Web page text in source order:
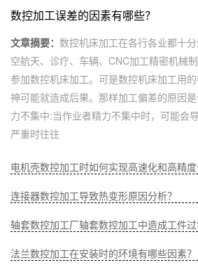
数控加工误差的因素有哪些？
文章摘要： 数控机床加工在各行各业都十
空航天、诊疗、车辆、CNC加工精密机械
参加数控机床加工。可是数控机床加工用
神可能就造成后果。那样加工偏差的原因
力不集中:当作业者精力不集中时，可能会
严重时往往
连接器数控加工导致热变形原因分析？
法兰数控加工在安装时的环境有哪些因素？